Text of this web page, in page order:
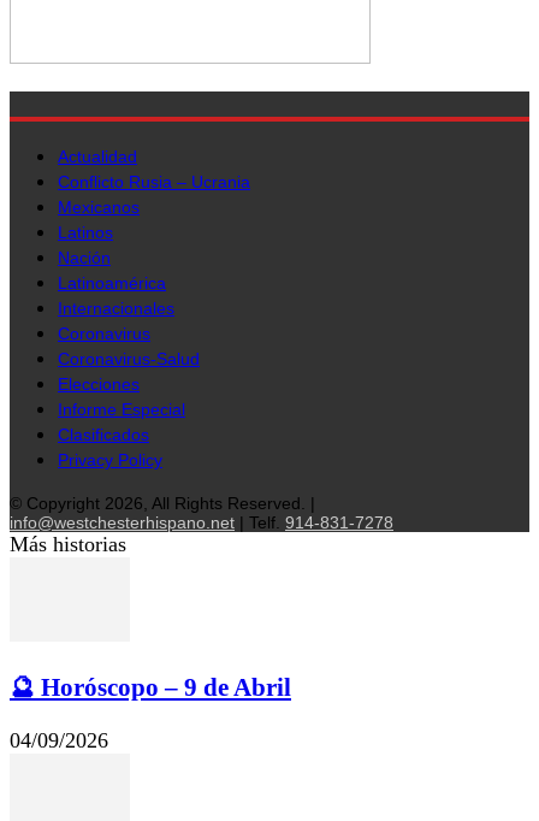
Actualidad
Conflicto Rusia – Ucrania
Mexicanos
Latinos
Nación
Latinoamérica
Internacionales
Coronavirus
Coronavirus-Salud
Elecciones
Informe Especial
Clasificados
Privacy Policy
© Copyright 2026, All Rights Reserved. |
info@westchesterhispano.net | Telf. 914-831-7278
Más historias
🔮 Horóscopo – 9 de Abril
04/09/2026